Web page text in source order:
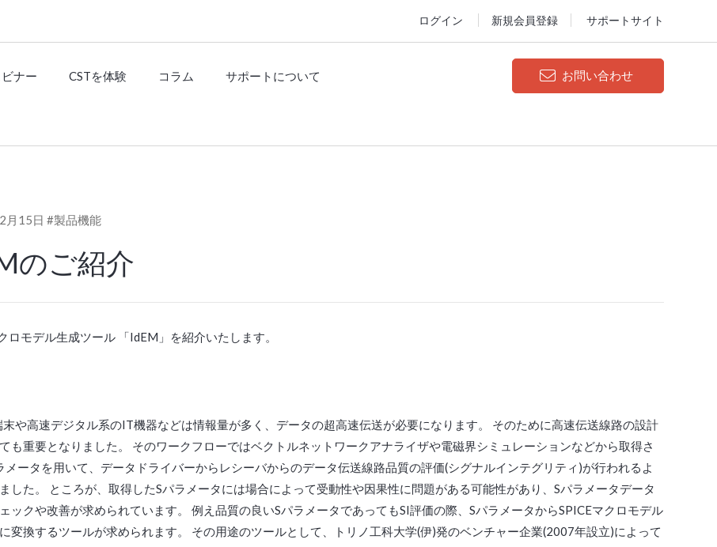
ログイン 新規会員登録 サポートサイト
ナー CSTを体験 コラム サポートについて お問い合わせ
月15日 #製品機能
のご紹介
ロモデル生成ツール 「IdEM」を紹介いたします。
末や高速デジタル系のIT機器などは情報量が多く、データの超高速伝送が必要になります。 そのために高速伝送線路の設計
も重要となりました。 そのワークフローではベクトルネットワークアナライザや電磁界シミュレーションなどから取得さ
メータを用いて、データドライバーからレシーバからのデータ伝送線路品質の評価(シグナルインテグリティ)が行われるよ
した。 ところが、取得したSパラメータには場合によって受動性や因果性に問題がある可能性があり、Sパラメータデータ
ックや改善が求められています。 例え品質の良いSパラメータであってもSI評価の際、SパラメータからSPICEマクロモデル
変換するツールが求められます。 その用途のツールとして、トリノ工科大学(伊)発のベンチャー企業(2007年設立)によって